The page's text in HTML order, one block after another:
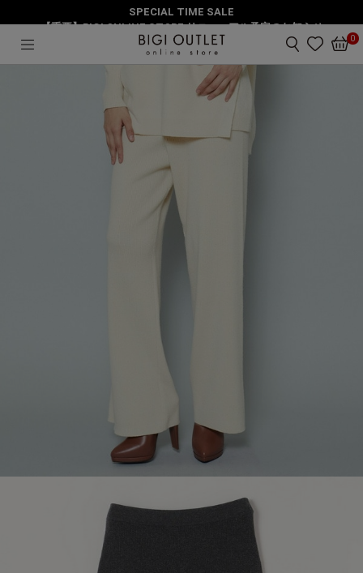
SPECIAL TIME SALE
【重要】BIGI ONLINE STORE リニューアル予定のお知らせ
0
パンツ MOLLOニットパンツ